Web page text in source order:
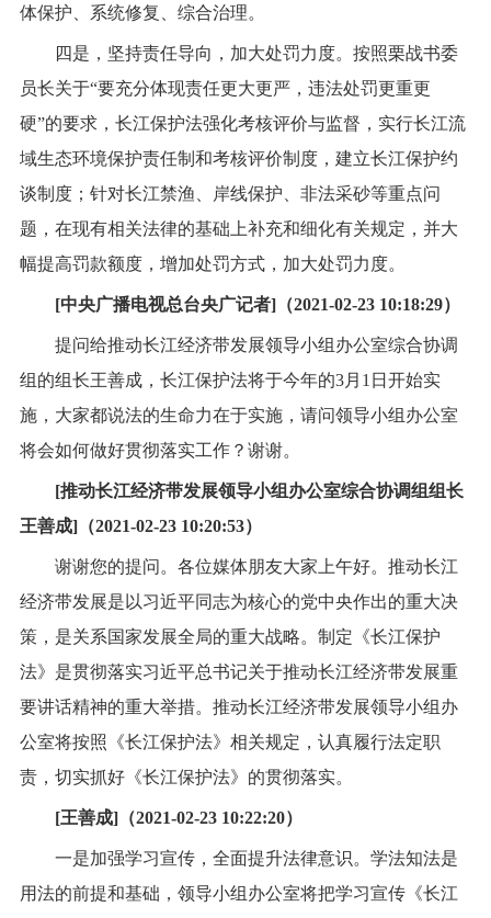
体保护、系统修复、综合治理。
四是，坚持责任导向，加大处罚力度。按照栗战书委
员长关于“要充分体现责任更大更严，违法处罚更重更
硬”的要求，长江保护法强化考核评价与监督，实行长江流
域生态环境保护责任制和考核评价制度，建立长江保护约
谈制度；针对长江禁渔、岸线保护、非法采砂等重点问
题，在现有相关法律的基础上补充和细化有关规定，并大
幅提高罚款额度，增加处罚方式，加大处罚力度。
[中央广播电视总台央广记者]（2021-02-23 10:18:29）
提问给推动长江经济带发展领导小组办公室综合协调
组的组长王善成，长江保护法将于今年的3月1日开始实
施，大家都说法的生命力在于实施，请问领导小组办公室
将会如何做好贯彻落实工作？谢谢。
[推动长江经济带发展领导小组办公室综合协调组组长
王善成]（2021-02-23 10:20:53）
谢谢您的提问。各位媒体朋友大家上午好。推动长江
经济带发展是以习近平同志为核心的党中央作出的重大决
策，是关系国家发展全局的重大战略。制定《长江保护
法》是贯彻落实习近平总书记关于推动长江经济带发展重
要讲话精神的重大举措。推动长江经济带发展领导小组办
公室将按照《长江保护法》相关规定，认真履行法定职
责，切实抓好《长江保护法》的贯彻落实。
[王善成]（2021-02-23 10:22:20）
一是加强学习宣传，全面提升法律意识。学法知法是
用法的前提和基础，领导小组办公室将把学习宣传《长江